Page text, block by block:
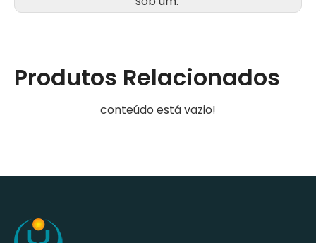
Produtos Relacionados
conteúdo está vazio!